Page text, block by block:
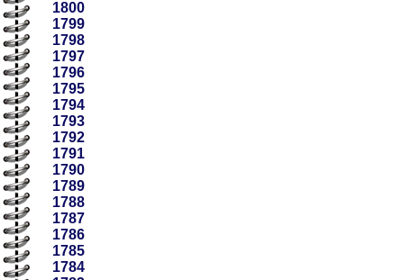
1800
1799
1798
1797
1796
1795
1794
1793
1792
1791
1790
1789
1788
1787
1786
1785
1784